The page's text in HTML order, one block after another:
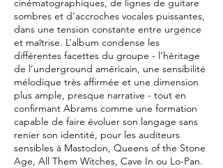
cinématographiques, de lignes de guitare
sombres et d’accroches vocales puissantes,
dans une tension constante entre urgence
et maîtrise. L’album condense les
différentes facettes du groupe - l’héritage
de l’underground américain, une sensibilité
mélodique très affirmée et une dimension
plus ample, presque narrative - tout en
confirmant Abrams comme une formation
capable de faire évoluer son langage sans
renier son identité, pour les auditeurs
sensibles à Mastodon, Queens of the Stone
Age, All Them Witches, Cave In ou Lo-Pan.